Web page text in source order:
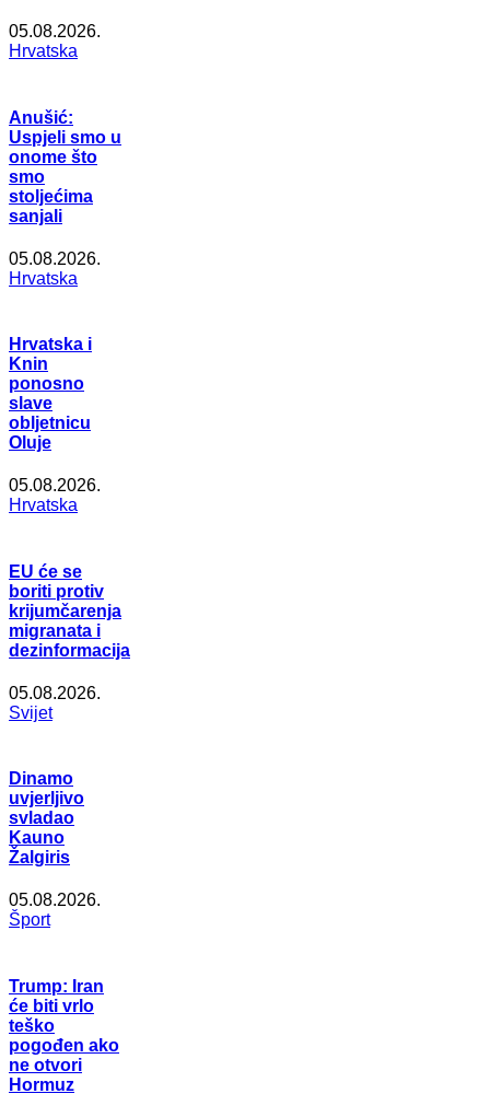
05.08.2026.
Hrvatska
Anušić:
Uspjeli smo u
onome što
smo
stoljećima
sanjali
05.08.2026.
Hrvatska
Hrvatska i
Knin
ponosno
slave
obljetnicu
Oluje
05.08.2026.
Hrvatska
EU će se
boriti protiv
krijumčarenja
migranata i
dezinformacija
05.08.2026.
Svijet
Dinamo
uvjerljivo
svladao
Kauno
Žalgiris
05.08.2026.
Šport
Trump: Iran
će biti vrlo
teško
pogođen ako
ne otvori
Hormuz